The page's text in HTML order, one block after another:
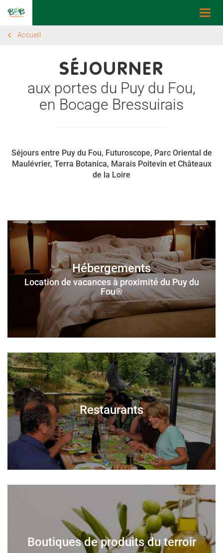
Accueil
SÉJOURNER
aux portes du Puy du Fou,
en Bocage Bressuirais
Séjours entre Puy du Fou, Futuroscope, Parc Oriental de
Maulévrier, Terra Botanica, Marais Poitevin et Châteaux
de la Loire
Hébergements
Location de vacances à proximité du Puy du
Fou®
Restaurants
Boutiques de produits du terroir